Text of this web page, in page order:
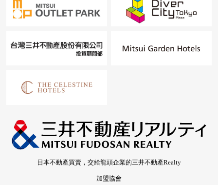
日本不動產買賣，交給龍頭企業的三井不動產Realty
加盟協會